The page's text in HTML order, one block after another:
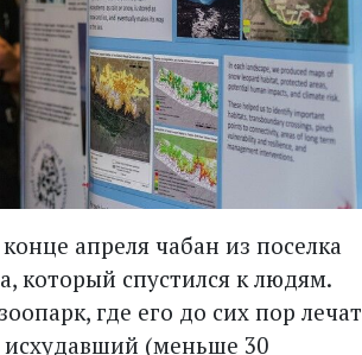
апреля чабан из поселка
который спустился к людям.
где его до сих пор лечат
(меньше 30